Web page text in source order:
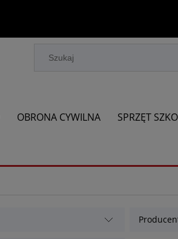
OBRONA CYWILNA SPRZĘT